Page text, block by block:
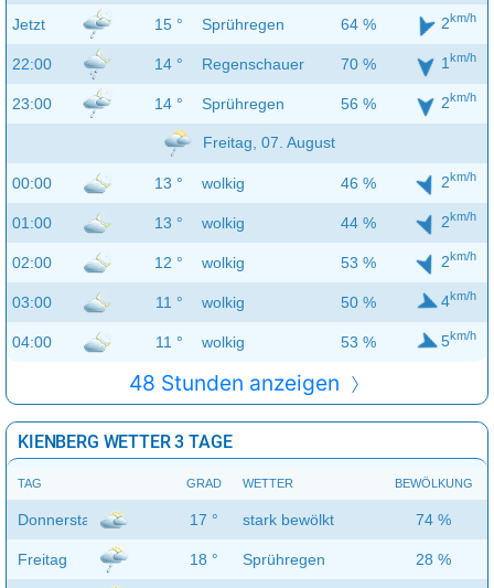
Jetzt 15 ° Sprühregen 64 % 2km/h
22:00 14 ° Regenschauer 70 % 1 km/h
23:00 14 ° Sprühregen 56 % 2km/h
Freitag, 07. August
00:00 13 ° wolkig 46 % 2km/h
01:00 13 ° wolkig 44 % 2km/h
02:00 12 ° wolkig 53 % 2km/h
03:00 11 ° wolkig 50 % 4km/h
04:00 11 ° wolkig 53 % 5km/h
48 Stunden anzeigen
KIENBERG WETTER 3 TAGE
TAG GRAD WETTER BEWÖLKUNG
Donnerstag 17 ° stark bewölkt 74 %
Freitag 18 ° Sprühregen 28 %